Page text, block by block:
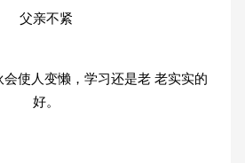
父亲不紧
使人变懒，学习还是老 老实实的
好。